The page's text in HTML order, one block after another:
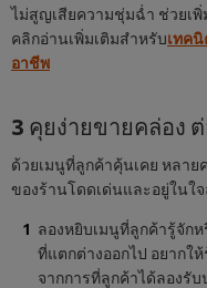
ไม่สูญเสียความชุ่มฉ่ำ ช่วยเ
คลิกอ่านเพิ่มเติมสำหรับเทค
อาชีพ
3 คุยง่ายขายคล่อง
ด้วยเมนูที่ลูกค้าคุ้นเคย หลาย
ของร้านโดดเด่นและอยู่ในใ
ลองหยิบเมนูที่ลูกค้ารู้จัก
ที่แตกต่างออกไป อยากใ
จากการที่ลูกค้าได้ลองรั